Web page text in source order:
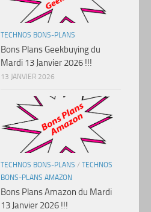
TECHNOS BONS-PLANS
Bons Plans Geekbuying du
Mardi 13 Janvier 2026 !!!
13 JANVIER 2026
TECHNOS BONS-PLANS / TECHNOS
BONS-PLANS AMAZON
Bons Plans Amazon du Mardi
13 Janvier 2026 !!!